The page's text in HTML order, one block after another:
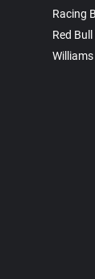
Racing
Red
Williams